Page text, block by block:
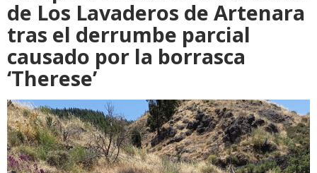
de Los Lavaderos de Artenara
tras el derrumbe parcial
causado por la borrasca
‘Therese’